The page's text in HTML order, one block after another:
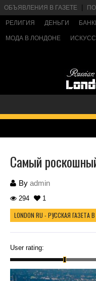
ОБЪЯВЛЕНИЯ В ГАЗЕТЕ
РЕЛИГИЯ ДЕНЬГИ
МОДА В ЛОНДОНЕ
Самый
By admin
294 1
LONDON RU - РУССКАЯ ГАЗЕТА
User rating: